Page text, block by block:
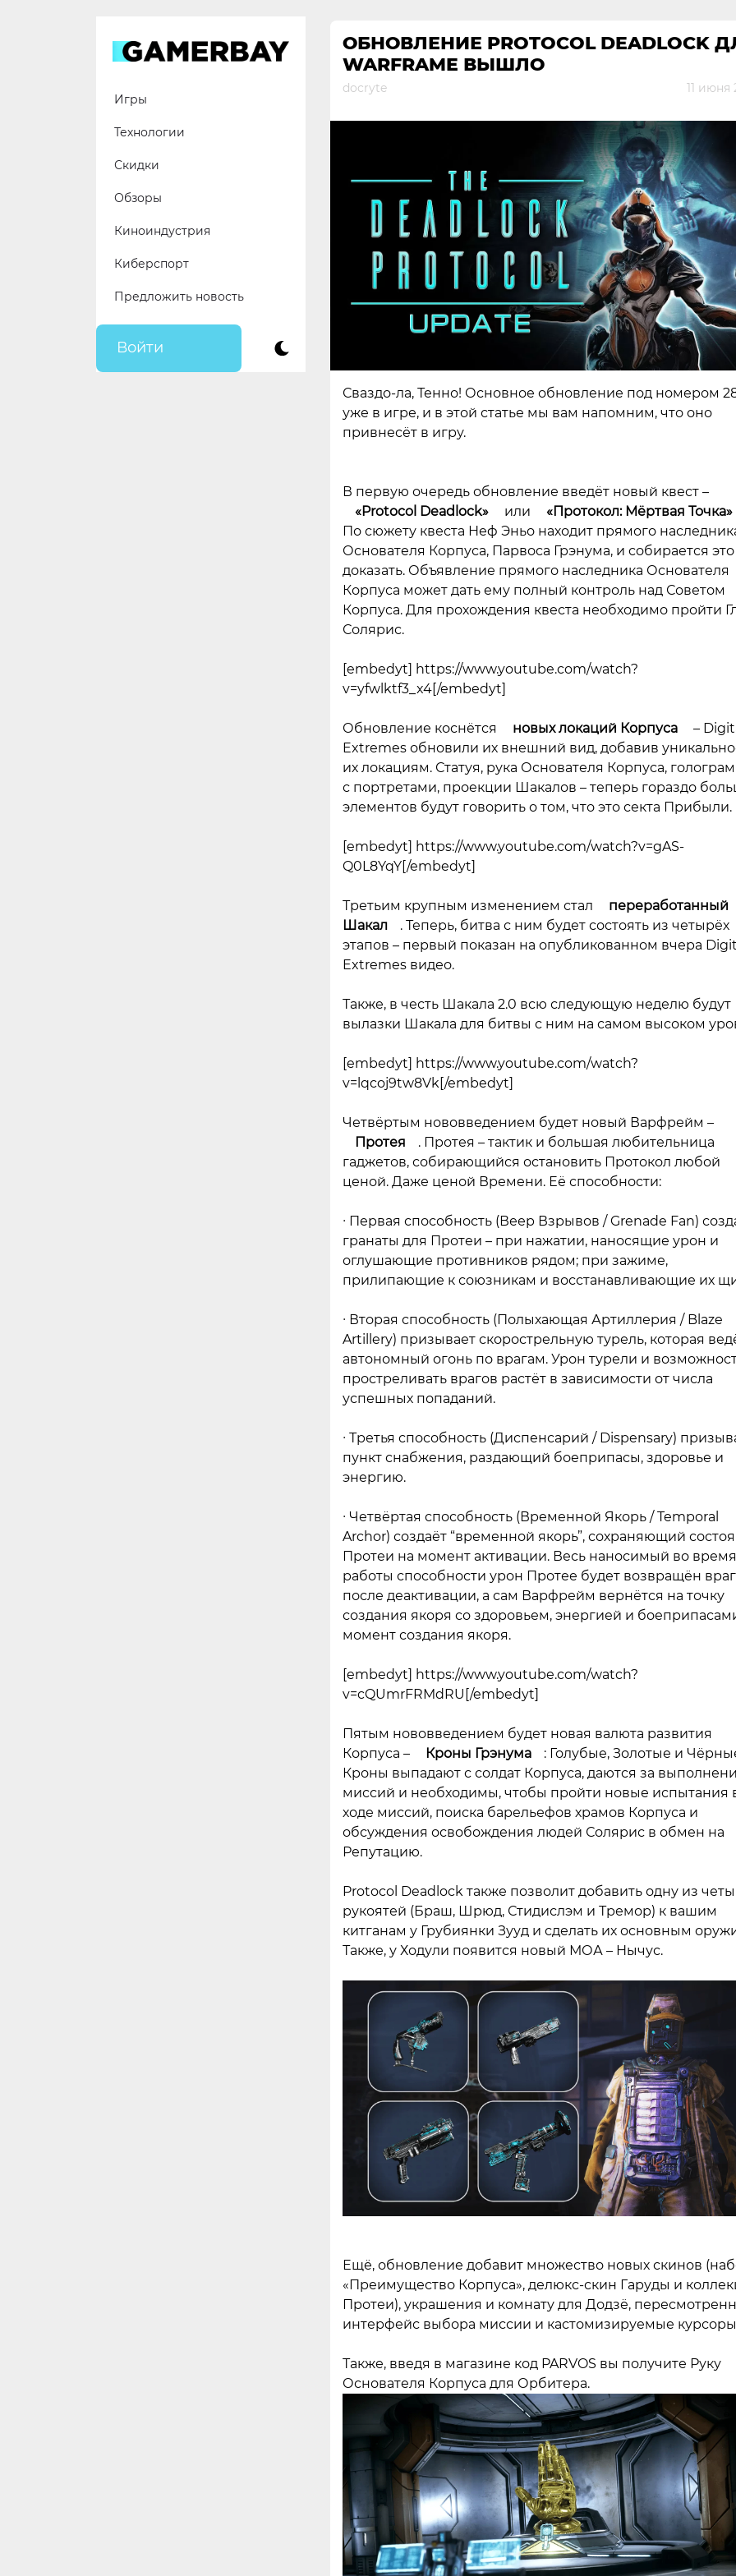
Игры
Технологии
Скидки
Обзоры
Киноиндустрия
Киберспорт
Предложить новость
Войти
ОБНОВЛЕНИЕ PROTOCOL DEADLOCK
WARFRAME ВЫШЛО
docryte 11 июня
Сваздо-ла, Тенно! Основное обновление под номером
уже в игре, и в этой статье мы вам напомним, что оно
привнесёт в игру.
В первую очередь обновление введёт новый квест –
«Protocol Deadlock»
или «Протокол: Мёртвая Точка»
По сюжету квеста Неф Эньо находит прямого
Основателя Корпуса, Парвоса Грэнума, и собирается это
доказать. Объявление прямого наследника Основателя
Корпуса может дать ему полный контроль над Советом
Корпуса. Для прохождения квеста необходимо пройти
Солярис.
[embedyt] https://www.youtube.com/watch?
v=yfwlktf3_x4[/embedyt]
Обновление коснётся новых локаций Корпуса
–
Extremes обновили их внешний вид, добавив
их локациям. Статуя, рука Основателя Корпуса,
с портретами, проекции Шакалов – теперь гораздо
элементов будут говорить о том, что это секта Прибыли.
[embedyt] https://www.youtube.com/watch?v=gAS-
Q0L8YqY[/embedyt]
Третьим крупным изменением стал
переработанный
Шакал
. Теперь, битва с ним будет состоять из четырёх
этапов – первый показан на опубликованном вчера
Extremes видео.
Также, в честь Шакала 2.0 всю следующую неделю будут
вылазки Шакала для битвы с ним на самом высоком
[embedyt] https://www.youtube.com/watch?
v=lqcoj9tw8Vk[/embedyt]
Четвёртым нововведением будет новый Варфрейм –
Протея
. Протея – тактик и большая любительница
гаджетов, собирающийся остановить Протокол любой
ценой. Даже ценой Времени. Её способности:
∙ Первая способность (Веер Взрывов / Grenade Fan)
гранаты для Протеи – при нажатии, наносящие урон и
оглушающие противников рядом; при зажиме,
прилипающие к союзникам и восстанавливающие их
∙ Вторая способность (Полыхающая Артиллерия / Blaze
Artillery) призывает скорострельную турель, которая
автономный огонь по врагам. Урон турели и
простреливать врагов растёт в зависимости от числа
успешных попаданий.
∙ Третья способность (Диспенсарий / Dispensary)
пункт снабжения, раздающий боеприпасы, здоровье и
энергию.
∙ Четвёртая способность (Временной Якорь / Temporal
Archor) создаёт “временной якорь”, сохраняющий
Протеи на момент активации. Весь наносимый во время
работы способности урон Протее будет возвращён
после деактивации, а сам Варфрейм вернётся на точку
создания якоря со здоровьем, энергией и
момент создания якоря.
[embedyt] https://www.youtube.com/watch?
v=cQUmrFRMdRU[/embedyt]
Пятым нововведением будет новая валюта развития
Корпуса –
Кроны Грэнума
: Голубые, Золотые и
Кроны выпадают с солдат Корпуса, даются за
миссий и необходимы, чтобы пройти новые испытания
ходе миссий, поиска барельефов храмов Корпуса и
обсуждения освобождения людей Солярис в обмен на
Репутацию.
Protocol Deadlock также позволит добавить одну из
рукоятей (Браш, Шрюд, Стидислэм и Тремор) к вашим
китганам у Грубиянки Зууд и сделать их основным
Также, у Ходули появится новый МОА – Нычус.
Ещё, обновление добавит множество новых скинов
«Преимущество Корпуса», делюкс-скин Гаруды и
Протеи), украшения и комнату для Додзё,
интерфейс выбора миссии и кастомизируемые
Также, введя в магазине код PARVOS вы получите Руку
Основателя Корпуса для Орбитера.